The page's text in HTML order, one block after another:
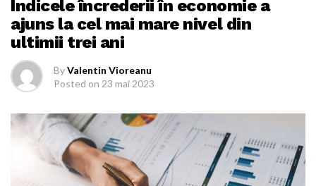
Indicele încrederii în economie a
ajuns la cel mai mare nivel din
ultimii trei ani
ByValentin Vioreanu
Posted on 23 mai 2023